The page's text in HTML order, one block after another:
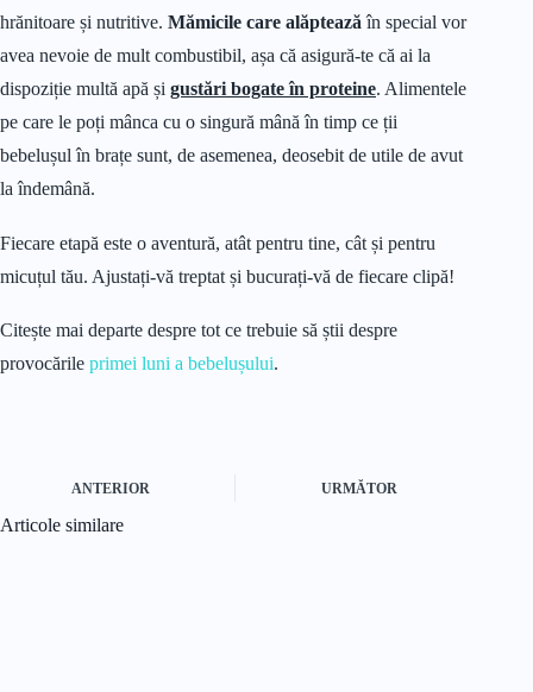
hrănitoare și nutritive. Mămicile care alăptează în special vor
avea nevoie de mult combustibil, așa că asigură-te că ai la
dispoziție multă apă și gustări bogate în proteine. Alimentele
pe care le poți mânca cu o singură mână în timp ce ții
bebelușul în brațe sunt, de asemenea, deosebit de utile de avut
la îndemână.
Fiecare etapă este o aventură, atât pentru tine, cât și pentru
micuțul tău. Ajustați-vă treptat și bucurați-vă de fiecare clipă!
Citește mai departe despre tot ce trebuie să știi despre
provocările primei luni a bebelușului.
ANTERIOR URMĂTOR
Articole similare